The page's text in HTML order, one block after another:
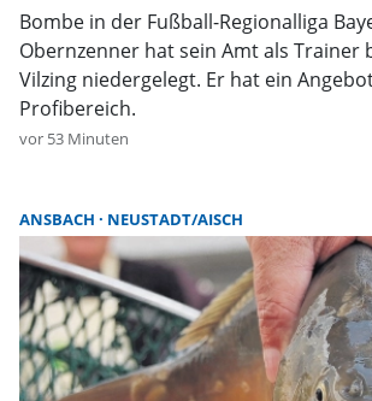
Bombe in der Fußball-Regionalliga
Obernzenner hat sein Amt als Trainer
Vilzing niedergelegt. Er hat ein
Profibereich.
vor 53 Minuten
ANSBACH NEUSTADT/AISCH